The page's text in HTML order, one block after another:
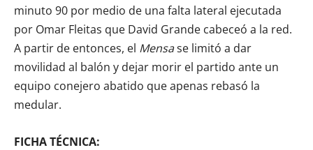
minuto 90 por medio de una falta lateral ejecutada
por Omar Fleitas que David Grande cabeceó a la red.
A partir de entonces, el Mensase limitó a dar
movilidad al balón y dejar morir el partido ante un
equipo conejero abatido que apenas rebasó la
medular.
FICHA TÉCNICA: